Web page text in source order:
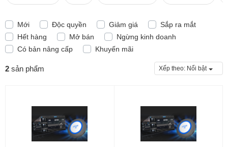
Mới Độc quyền Giảm giá
Sắp ra mắt
Hết hàng
Mở bán
Ngừng kinh doanh
Có bản nâng cấp
Khuyến mãi
2 sản phẩm Xếp theo: Nổi bật